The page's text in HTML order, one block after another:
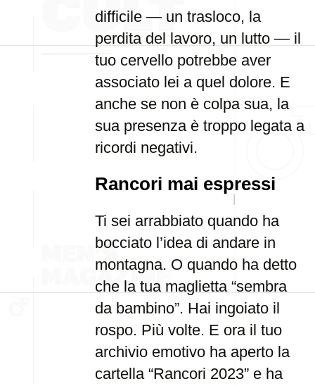
difficile — un trasloco, la
perdita del lavoro, un lutto — il
tuo cervello potrebbe aver
associato lei a quel dolore. E
anche se non è colpa sua, la
sua presenza è troppo legata a
ricordi negativi.
Rancori mai espressi
Ti sei arrabbiato quando ha
bocciato l’idea di andare in
montagna. O quando ha detto
che la tua maglietta “sembra
da bambino”. Hai ingoiato il
rospo. Più volte. E ora il tuo
archivio emotivo ha aperto la
cartella “Rancori 2023” e ha